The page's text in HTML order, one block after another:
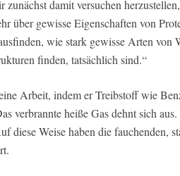
damit versuchen
über gewisse Eigenschaften von
wie stark gewisse Arten von
finden, tatsächlich sind.“
Arbeit, indem er Treibstoff wie
verbrannte heiße Gas dehnt sich
diese Weise haben die fauchenden,